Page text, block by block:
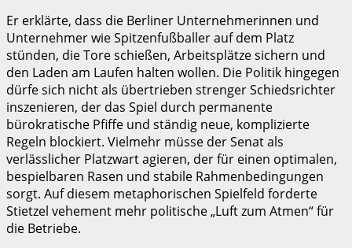
Er erklärte, dass die Berliner Unternehmerinnen und
Unternehmer wie Spitzenfußballer auf dem Platz
stünden, die Tore schießen, Arbeitsplätze sichern und
den Laden am Laufen halten wollen. Die Politik hingegen
dürfe sich nicht als übertrieben strenger Schiedsrichter
inszenieren, der das Spiel durch permanente
bürokratische Pfiffe und ständig neue, komplizierte
Regeln blockiert. Vielmehr müsse der Senat als
verlässlicher Platzwart agieren, der für einen optimalen,
bespielbaren Rasen und stabile Rahmenbedingungen
sorgt. Auf diesem metaphorischen Spielfeld forderte
Stietzel vehement mehr politische „Luft zum Atmen“ für
die Betriebe.